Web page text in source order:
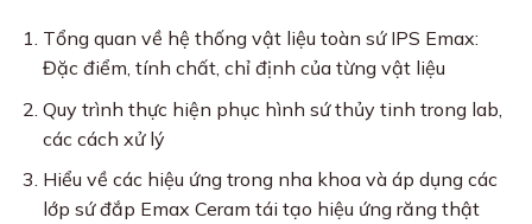
Tổng quan về hệ thống vật liệu toàn sứ IPS Emax:
Đặc điểm, tính chất, chỉ định của từng vật liệu
Quy trình thực hiện phục hình sứ thủy tinh trong lab,
các cách xử lý
Hiểu về các hiệu ứng trong nha khoa và áp dụng các
lớp sứ đắp Emax Ceram tái tạo hiệu ứng răng thật